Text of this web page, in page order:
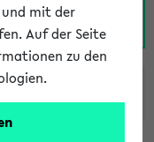
N O
Y
Z
und mit der
Auf der Seite
zu den